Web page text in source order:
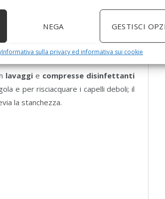
NEGA GESTISCI
Informativa sulla privacy ed informativa sui cookie
le difficoltà digestive, l’aerofagia, il
lavaggie compresse disinfettanti
e per risciacquare i capelli deboli; il
la stanchezza.